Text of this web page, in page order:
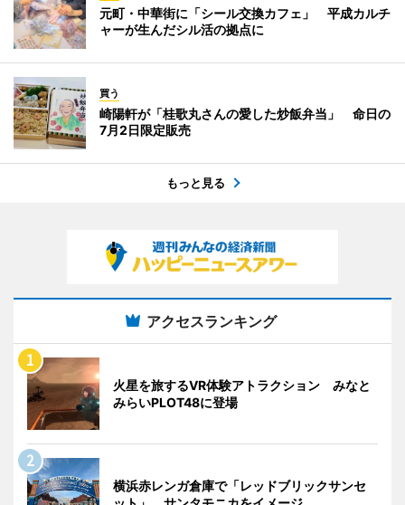
元町・中華街に「シール交換カフェ」 平成カルチ
ャーが生んだシル活の拠点に
買う
崎陽軒が「桂歌丸さんの愛した炒飯弁当」 命日の
7月2日限定販売
もっと見る
アクセスランキング
火星を旅するVR体験アトラクション みなと
みらいPLOT48に登場
横浜赤レンガ倉庫で「レッドブリックサンセ